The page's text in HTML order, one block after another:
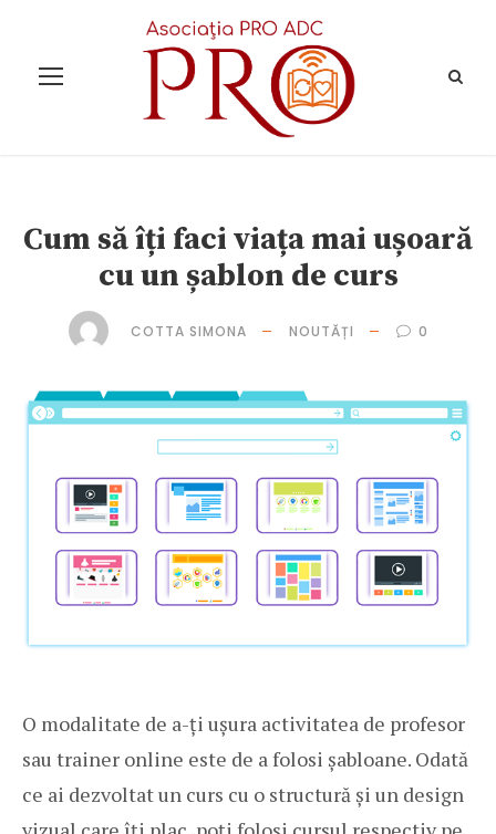
Cum să îți faci viața mai ușoară
cu un șablon de curs
COTTA SIMONA NOUTĂȚI 0
O modalitate de a-ți ușura activitatea de profesor
sau trainer online este de a folosi șabloane. Odată
ce ai dezvoltat un curs cu o structură și un design